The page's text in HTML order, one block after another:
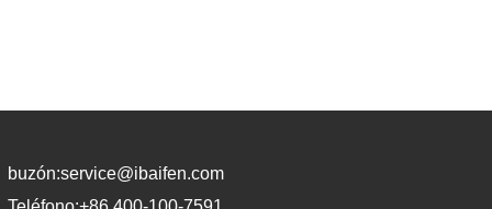
buzón:service@ibaifen.com